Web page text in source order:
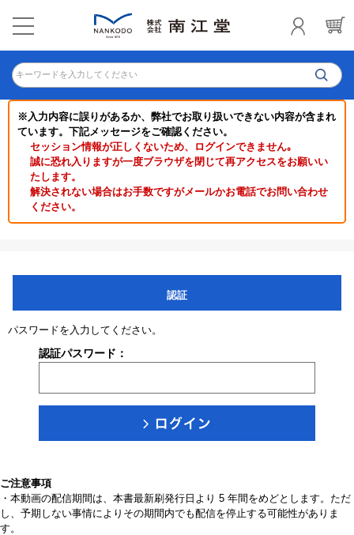
キーワードを入力してください
※入力内容に誤りがあるか、弊社でお取り扱いできない内容が含まれ
ています。下記メッセージをご確認ください。
セッション情報が正しくないため、ログインできません｡
誠に恐れ入りますが一度ブラウザを閉じて再アクセスをお願いい
たします。
解決されない場合はお手数ですがメールかお電話でお問い合わせ
ください。
認証
パスワードを入力してください。
認証パスワード：
ご注意事項
・本動画の配信期間は、本書最新刷発行日より 5 年間をめどとします。ただ
し、予期しない事情によりその期間内でも配信を停止する可能性がありま
す。